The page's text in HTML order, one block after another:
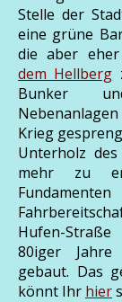
Stelle der
eine grüne
die aber
dem Hellberg
Bunker
Krieg
Unterholz
mehr zu
Hufen-
80iger Jahre
gebaut. Das
könnt Ihr hier